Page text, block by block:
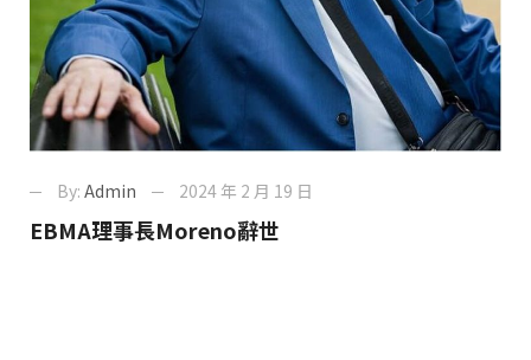
By: Admin 2024 年 2 月 19 日
EBMA理事長Moreno辭世